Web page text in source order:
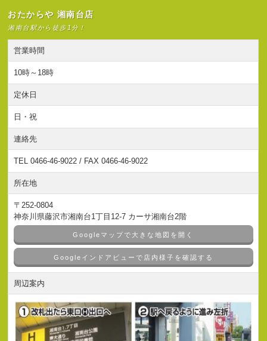
おたからや 湘南台店
湘南台駅から徒歩1分！
営業時間
10時～18時
定休日
日・祝
連絡先
TEL 0466-46-9022 / FAX 0466-46-9022
所在地
〒252-0804
神奈川県藤沢市湘南台1丁目12-7 カーサ湘南台2階
Googleマップで大きな地図を開く
Googleインドアビューで店内様子を確認する
周辺案内